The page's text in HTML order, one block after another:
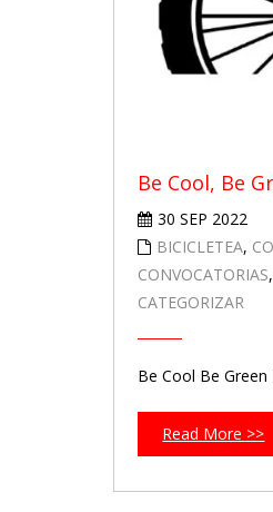
Be Cool, Be
30 SEP 2022
BICICLETEA,
CONVOCATORIAS,
CATEGORIZAR
Be Cool Be
Read More >>